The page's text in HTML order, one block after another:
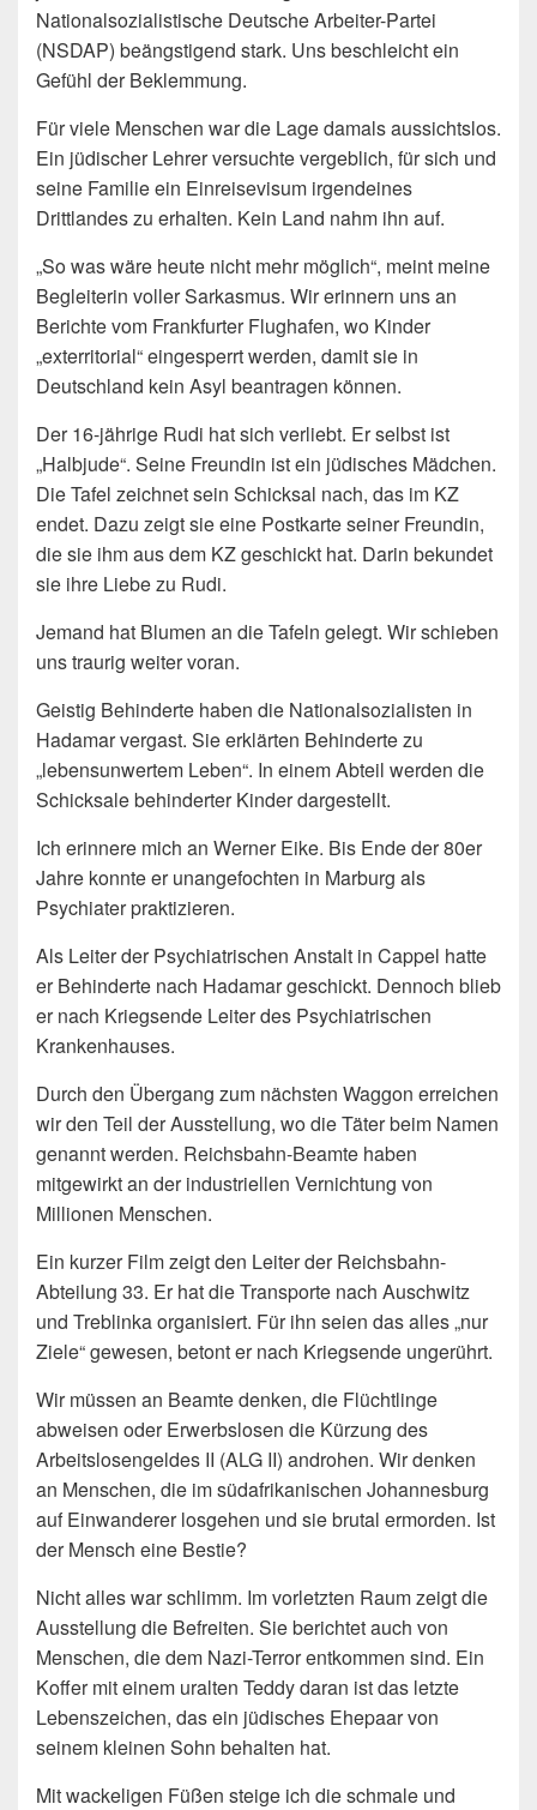
Nationalsozialistische Deutsche Arbeiter-Partei
(NSDAP) beängstigend stark. Uns beschleicht ein
Gefühl der Beklemmung.
Für viele Menschen war die Lage damals aussichtslos.
Ein jüdischer Lehrer versuchte vergeblich, für sich und
seine Familie ein Einreisevisum irgendeines
Drittlandes zu erhalten. Kein Land nahm ihn auf.
„So was wäre heute nicht mehr möglich“, meint meine
Begleiterin voller Sarkasmus. Wir erinnern uns an
Berichte vom Frankfurter Flughafen, wo Kinder
„exterritorial“ eingesperrt werden, damit sie in
Deutschland kein Asyl beantragen können.
Der 16-jährige Rudi hat sich verliebt. Er selbst ist
„Halbjude“. Seine Freundin ist ein jüdisches Mädchen.
Die Tafel zeichnet sein Schicksal nach, das im KZ
endet. Dazu zeigt sie eine Postkarte seiner Freundin,
die sie ihm aus dem KZ geschickt hat. Darin bekundet
sie ihre Liebe zu Rudi.
Jemand hat Blumen an die Tafeln gelegt. Wir schieben
uns traurig weiter voran.
Geistig Behinderte haben die Nationalsozialisten in
Hadamar vergast. Sie erklärten Behinderte zu
„lebensunwertem Leben“. In einem Abteil werden die
Schicksale behinderter Kinder dargestellt.
Ich erinnere mich an Werner Eike. Bis Ende der 80er
Jahre konnte er unangefochten in Marburg als
Psychiater praktizieren.
Als Leiter der Psychiatrischen Anstalt in Cappel hatte
er Behinderte nach Hadamar geschickt. Dennoch blieb
er nach Kriegsende Leiter des Psychiatrischen
Krankenhauses.
Durch den Übergang zum nächsten Waggon erreichen
wir den Teil der Ausstellung, wo die Täter beim Namen
genannt werden. Reichsbahn-Beamte haben
mitgewirkt an der industriellen Vernichtung von
Millionen Menschen.
Ein kurzer Film zeigt den Leiter der Reichsbahn-
Abteilung 33. Er hat die Transporte nach Auschwitz
und Treblinka organisiert. Für ihn seien das alles „nur
Ziele“ gewesen, betont er nach Kriegsende ungerührt.
Wir müssen an Beamte denken, die Flüchtlinge
abweisen oder Erwerbslosen die Kürzung des
Arbeitslosengeldes II (ALG II) androhen. Wir denken
an Menschen, die im südafrikanischen Johannesburg
auf Einwanderer losgehen und sie brutal ermorden. Ist
der Mensch eine Bestie?
Nicht alles war schlimm. Im vorletzten Raum zeigt die
Ausstellung die Befreiten. Sie berichtet auch von
Menschen, die dem Nazi-Terror entkommen sind. Ein
Koffer mit einem uralten Teddy daran ist das letzte
Lebenszeichen, das ein jüdisches Ehepaar von
seinem kleinen Sohn behalten hat.
Mit wackeligen Füßen steige ich die schmale und